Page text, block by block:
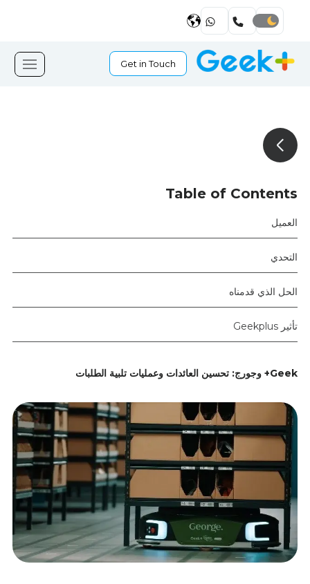
Get in Touch
Table of Contents
العميل
التحدي
الحل الذي قدمناه
تأثير Geekplus
Geek+ وجورج: تحسين العائدات وعمليات تلبية الطلبات